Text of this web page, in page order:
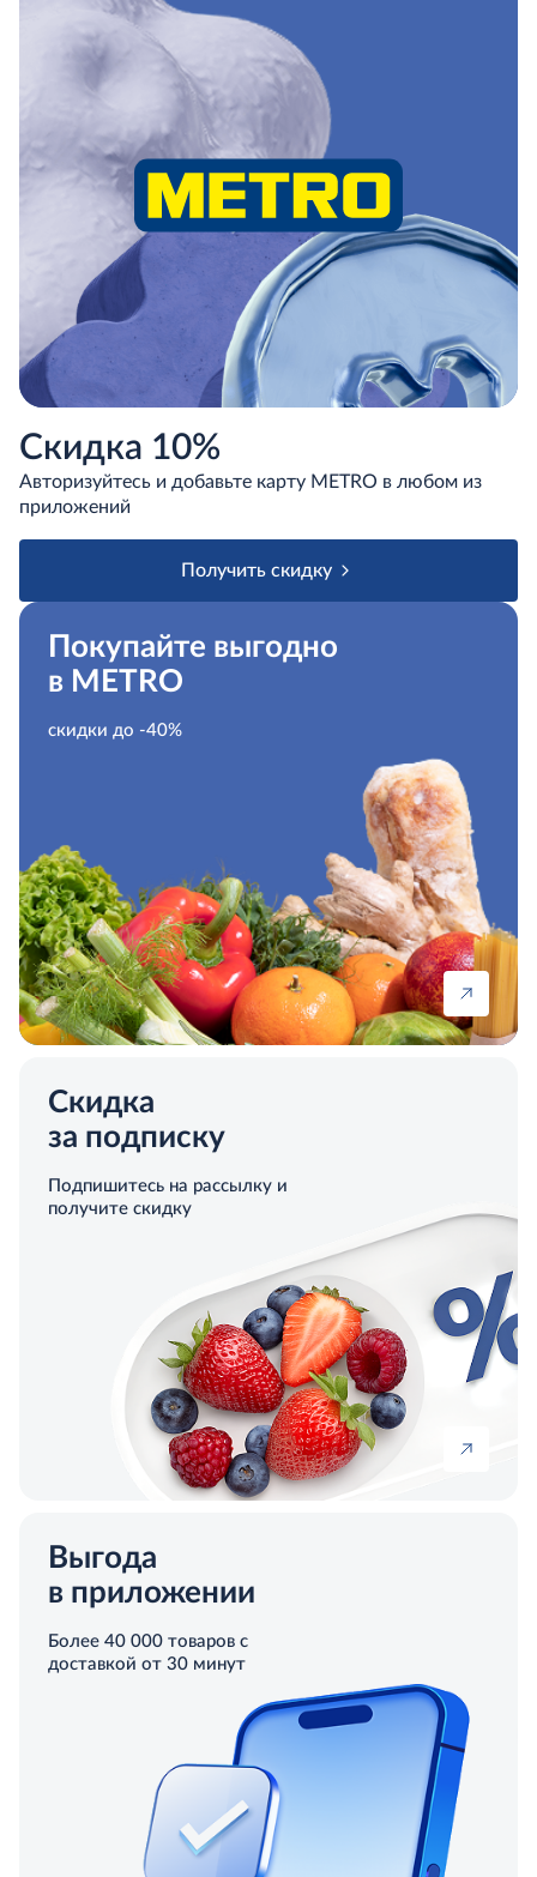
Скидка 10%
Авторизуйтесь и добавьте карту METRO в любом из
приложений
Получить скидку
Покупайте выгодно
в METRO
скидки до -40%
Скидка
за подписку
Подпишитесь на рассылку и
получите скидку
Выгода
в приложении
Более 40 000 товаров с
доставкой от 30 минут